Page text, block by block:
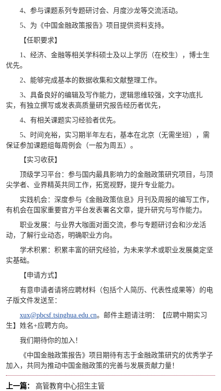
4、参与课题系列专题研讨会、月度沙龙等交流活动。
5、为《中国金融政策报告》项目提供资料支持。
【任职要求】
1、经济、金融等相关学科硕士及以上学历（在校生），博士生
优先。
2、能够完成基本的数据收集和文献整理工作。
3、具备良好的编辑及写作能力，逻辑思维较强，文字功底扎
实，有独立撰写或发表高质量研究报告经历者优先，
4、有相关课题实习经验者优先。
5、时间充裕，实习期半年左右，基本在北京（无需坐班），需
保证参加课题组每周例会（一般为周五）。
【实习收获】
顶级学习平台：参与国内最具影响力的金融政策研究项目，与顶
尖学者、业界精英共同工作，拓宽视野，提升专业能力。
实践机会：深度参与《金融政策信息》月刊及周报的编写工作，
有机会在国家重要官方平台发表署名文章，提升研究与写作能力。
职业发展：与业界大咖面对面交流，参与专题研讨会和沙龙活
动，了解行业动态，明确职业方向。
学术积累：积累丰富的研究经验，为未来学术或职业发展奠定坚
实基础。
【申请方式】
有意申请者请将应聘材料（包括个人简历、代表性成果等）的电
子版文件发送至：
xux@pbcsf.tsinghua.edu.cn。邮件主题请注明：【应聘中期实习
生】姓名+应聘方向。
我们期待你的加入！
《中国金融政策报告》项目期待有志于金融政策研究的优秀学子
加入，共同为推动中国金融政策的完善与发展贡献力量！
上一篇： 高管教育中心招生主管